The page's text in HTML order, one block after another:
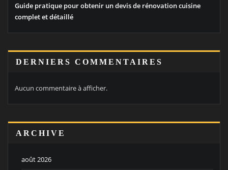
Guide pratique pour obtenir un devis de rénovation cuisine
complet et détaillé
DERNIERS COMMENTAIRES
Aucun commentaire à afficher.
ARCHIVE
août 2026